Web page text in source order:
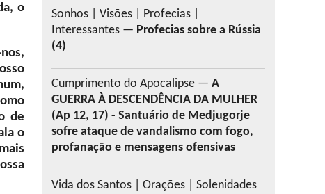
o
de
o
Sonhos | Visões | Profecias |
Interessantes — Profecias sobre a Rússia
(4)
Cumprimento do Apocalipse — A
GUERRA À DESCENDÊNCIA DA MULHER
(Ap 12, 17) - Santuário de Medjugorje
sofre ataque de vandalismo com fogo,
profanação e mensagens ofensivas
Vida dos Santos | Orações | Solenidades